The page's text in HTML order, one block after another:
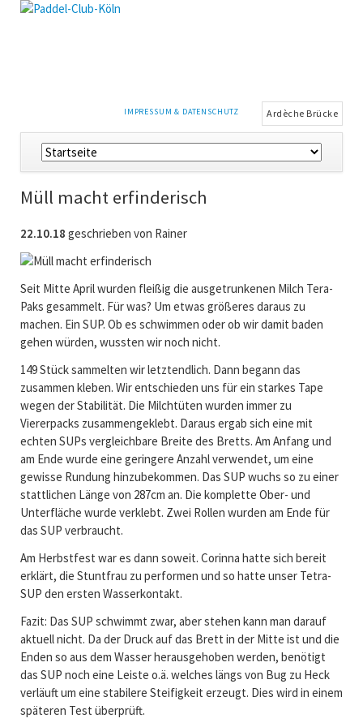
NAVIGATION
IMPRESSUM & DATENSCHUTZ Ardèche Brücke
Navigation
überspringen
Müll macht erfinderisch
22.10.18 geschrieben von Rainer
Seit Mitte April wurden fleißig die ausgetrunkenen Milch Tera-
Paks gesammelt. Für was? Um etwas größeres daraus zu
machen. Ein SUP. Ob es schwimmen oder ob wir damit baden
gehen würden, wussten wir noch nicht.
149 Stück sammelten wir letztendlich. Dann begann das
zusammen kleben. Wir entschieden uns für ein starkes Tape
wegen der Stabilität. Die Milchtüten wurden immer zu
Viererpacks zusammengeklebt. Daraus ergab sich eine mit
echten SUPs vergleichbare Breite des Bretts. Am Anfang und
am Ende wurde eine geringere Anzahl verwendet, um eine
gewisse Rundung hinzubekommen. Das SUP wuchs so zu einer
stattlichen Länge von 287cm an. Die komplette Ober- und
Unterfläche wurde verklebt. Zwei Rollen wurden am Ende für
das SUP verbraucht.
Am Herbstfest war es dann soweit. Corinna hatte sich bereit
erklärt, die Stuntfrau zu performen und so hatte unser Tetra-
SUP den ersten Wasserkontakt.
Fazit: Das SUP schwimmt zwar, aber stehen kann man darauf
aktuell nicht. Da der Druck auf das Brett in der Mitte ist und die
Enden so aus dem Wasser herausgehoben werden, benötigt
das SUP noch eine Leiste o.ä. welches längs von Bug zu Heck
verläuft um eine stabilere Steifigkeit erzeugt. Dies wird in einem
späteren Test überprüft.